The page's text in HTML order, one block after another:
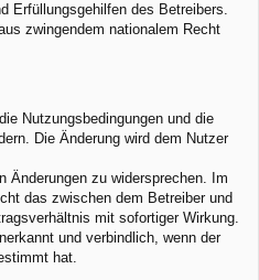
Erfüllungsgehilfen des Betreibers.
zwingendem nationalem Recht
Nutzungsbedingungen und die
Die Änderung wird dem Nutzer
Änderungen zu widersprechen. Im
das zwischen dem Betreiber und
mit sofortiger Wirkung.
und verbindlich, wenn der
hat.